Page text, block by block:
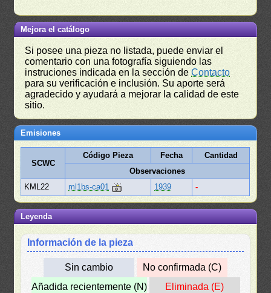
Mejora el catálogo
Si posee una pieza no listada, puede enviar el
comentario con una fotografía siguiendo las
instruciones indicada en la sección deContacto
para su verificación e inclusión. Su aporte será
agradecido y ayudará a mejorar la calidad de este
sitio.
Emisiones
SCWC
Código Pieza Fecha
Cantidad
Observaciones
KML22
ml1bs-ca01 1939 -
Leyenda
Información de la pieza
Sin cambio
No confirmada (C)
Añadida recientemente (N)
Eliminada (E)